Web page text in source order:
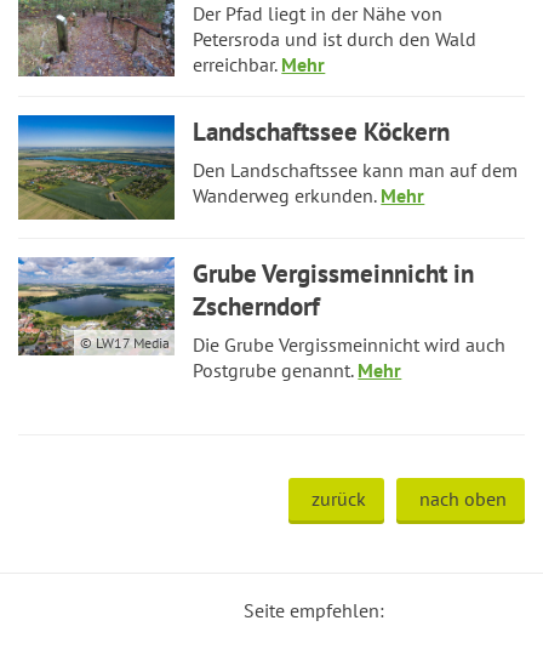
Der Pfad liegt in der Nähe von
Petersroda und ist durch den Wald
erreichbar. Mehr
Landschaftssee Köckern
Den Landschaftssee kann man auf dem
Wanderweg erkunden. Mehr
© LW17 Media
Grube Vergissmeinnicht in
Zscherndorf
Die Grube Vergissmeinnicht wird auch
Postgrube genannt. Mehr
zurück nach oben
Seite empfehlen: